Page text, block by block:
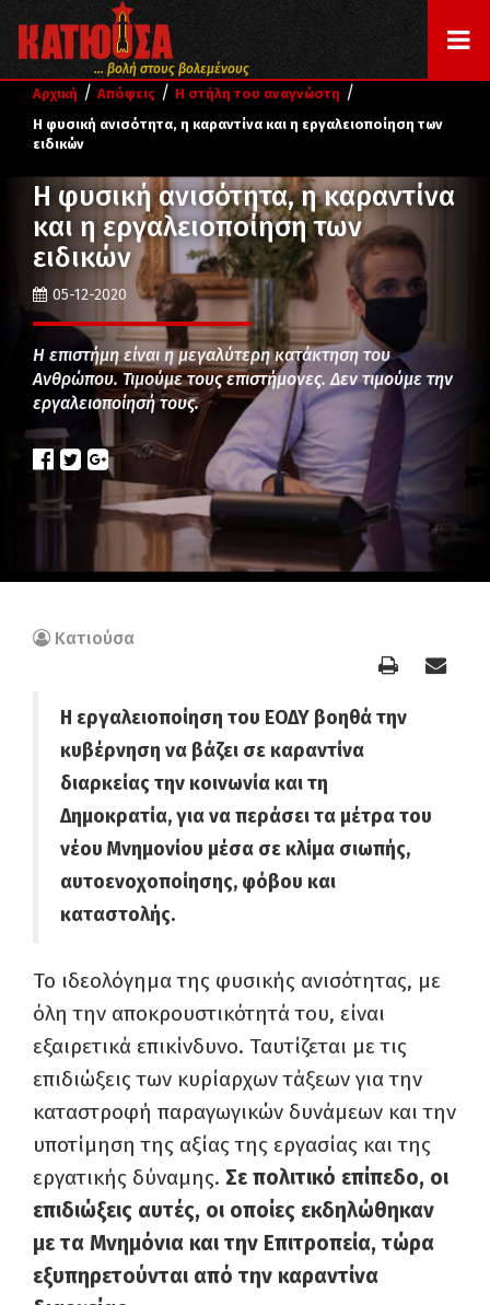
... βολή στους βολεμένους
Αρχική / Απόψεις / Η στήλη του αναγνώστη /
Η φυσική ανισότητα, η καραντίνα και η εργαλειοποίηση των
ειδικών
Η φυσική ανισότητα, η καραντίνα
και η εργαλειοποίηση των
ειδικών
05-12-2020
Η επιστήμη είναι η μεγαλύτερη κατάκτηση του
Ανθρώπου. Τιμούμε τους επιστήμονες. Δεν τιμούμε την
εργαλειοποίησή τους.
Κατιούσα
Η εργαλειοποίηση του ΕΟΔΥ βοηθά την
κυβέρνηση να βάζει σε καραντίνα
διαρκείας την κοινωνία και τη
Δημοκρατία, για να περάσει τα μέτρα του
νέου Μνημονίου μέσα σε κλίμα σιωπής,
αυτοενοχοποίησης, φόβου και
καταστολής.
Το ιδεολόγημα της φυσικής ανισότητας, με
όλη την αποκρουστικότητά του, είναι
εξαιρετικά επικίνδυνο. Ταυτίζεται με τις
επιδιώξεις των κυρίαρχων τάξεων για την
καταστροφή παραγωγικών δυνάμεων και την
υποτίμηση της αξίας της εργασίας και της
εργατικής δύναμης. Σε πολιτικό επίπεδο, οι
επιδιώξεις αυτές, οι οποίες εκδηλώθηκαν
με τα Μνημόνια και την Επιτροπεία, τώρα
εξυπηρετούνται από την καραντίνα